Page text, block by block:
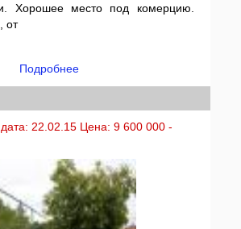
Хорошее место под комерцию.
от
Подробнее
22.02.15 Цена: 9 600 000 -